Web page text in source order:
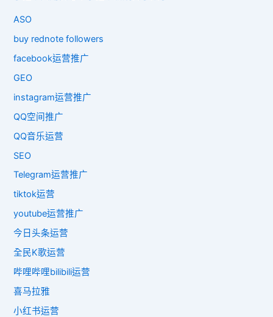
ASO
buy rednote followers
facebook运营推广
GEO
instagram运营推广
QQ空间推广
QQ音乐运营
SEO
Telegram运营推广
tiktok运营
youtube运营推广
今日头条运营
全民K歌运营
哔哩哔哩bilibili运营
喜马拉雅
小红书运营